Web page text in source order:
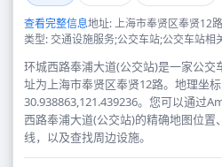
查看完整信息地址: 上海市奉贤区奉贤12路
类型: 交通设施服务;公交车站;公交车站相
环城西路奉浦大道(公交站)是一家公交
址为上海市奉贤区奉贤12路。地理坐标
30.938863,121.439236。您可以通过
西路奉浦大道(公交站)的精确地图位置
线，以及查找周边设施。